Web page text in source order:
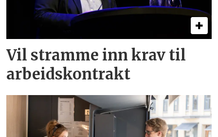
Vil stramme inn krav til
arbeids­kontrakt